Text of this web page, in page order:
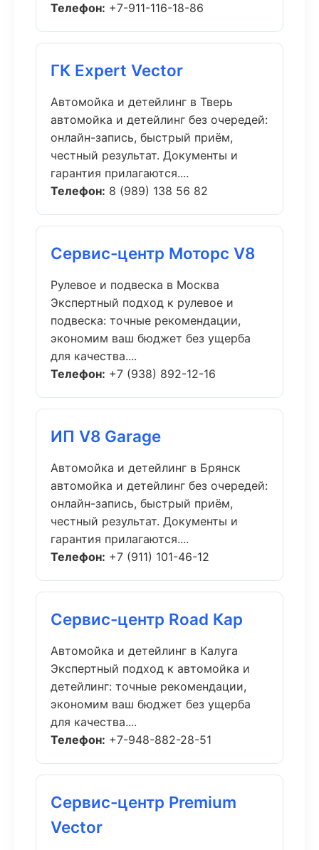
Телефон: +7-911-116-18-86
ГК Expert Vector
Автомойка и детейлинг в Тверь
автомойка и детейлинг без очередей:
онлайн-запись, быстрый приём,
честный результат. Документы и
гарантия прилагаются....
Телефон: 8 (989) 138 56 82
Сервис-центр Моторс V8
Рулевое и подвеска в Москва
Экспертный подход к рулевое и
подвеска: точные рекомендации,
экономим ваш бюджет без ущерба
для качества....
Телефон: +7 (938) 892-12-16
ИП V8 Garage
Автомойка и детейлинг в Брянск
автомойка и детейлинг без очередей:
онлайн-запись, быстрый приём,
честный результат. Документы и
гарантия прилагаются....
Телефон: +7 (911) 101-46-12
Сервис-центр Road Кар
Автомойка и детейлинг в Калуга
Экспертный подход к автомойка и
детейлинг: точные рекомендации,
экономим ваш бюджет без ущерба
для качества....
Телефон: +7-948-882-28-51
Сервис-центр Premium
Vector